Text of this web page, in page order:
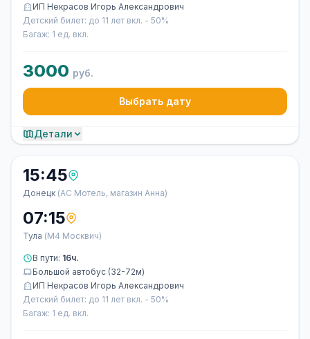
ИП Некрасов Игорь Александрович
Детский билет: до 11 лет вкл. - 50%
Багаж: 1 ед. вкл.
3000 руб.
Выбрать дату
Детали
15:45
Донецк (АС Мотель, магазин Анна)
07:15
Тула (М4 Москвич)
В пути: 16ч.
Большой автобус (32-72м)
ИП Некрасов Игорь Александрович
Детский билет: до 11 лет вкл. - 50%
Багаж: 1 ед. вкл.